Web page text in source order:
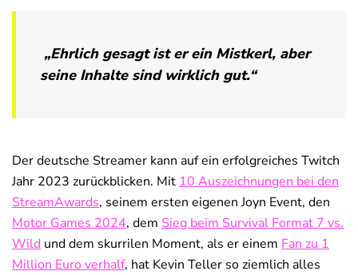
„Ehrlich gesagt ist er ein Mistkerl, aber
seine Inhalte sind wirklich gut.“
Der deutsche Streamer kann auf ein erfolgreiches Twitch
Jahr 2023 zurückblicken. Mit 10 Auszeichnungen bei den
StreamAwards, seinem ersten eigenen Joyn Event, den
Motor Games 2024, dem Sieg beim Survival Format 7 vs.
Wild und dem skurrilen Moment, als er einem Fan zu 1
Million Euro verhalf, hat Kevin Teller so ziemlich alles